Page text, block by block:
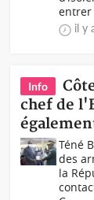
entrer
il y
Info
chef de
Téné
des
la